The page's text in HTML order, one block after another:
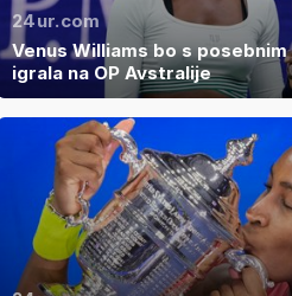
24ur.com
Venus Williams bo s
igrala na OP Avstralije